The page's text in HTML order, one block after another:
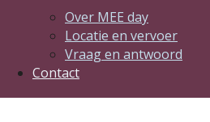
Over MEE day
Locatie en vervoer
Vraag en antwoord
Contact